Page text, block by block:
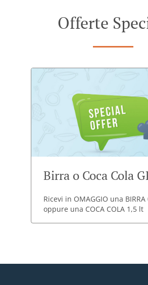
Offerte
Birra o Coca Cola
Ricevi in OMAGGIO una BIRRA
oppure una COCA COLA 1,5 lt